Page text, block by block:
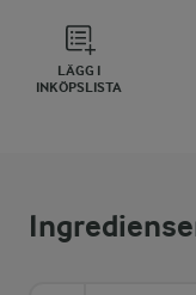
LÄGG I
INKÖPSLISTA